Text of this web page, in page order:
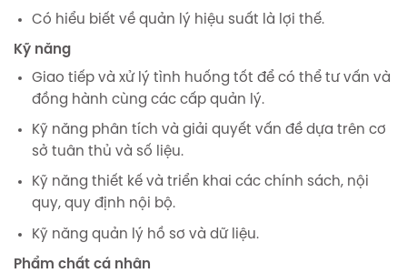
Có hiểu biết về quản lý hiệu suất là lợi thế.
Kỹ năng
Giao tiếp và xử lý tình huống tốt để có thể tư vấn và
đồng hành cùng các cấp quản lý.
Kỹ năng phân tích và giải quyết vấn đề dựa trên cơ
sở tuân thủ và số liệu.
Kỹ năng thiết kế và triển khai các chính sách, nội
quy, quy định nội bộ.
Kỹ năng quản lý hồ sơ và dữ liệu.
Phẩm chất cá nhân